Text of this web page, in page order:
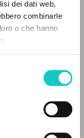
dei dati web,
combinarle
o che hanno